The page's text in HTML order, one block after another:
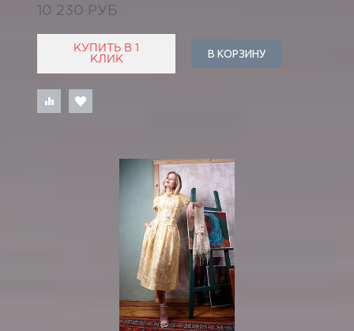
10 230 РУБ
КУПИТЬ В 1
КЛИК
В КОРЗИНУ